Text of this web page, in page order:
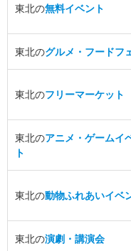
東北の無料イベント
東北のグルメ・フードフ
東北のフリーマーケット
東北のアニメ・ゲームイ
ト
東北の動物ふれあいイベ
東北の演劇・講演会